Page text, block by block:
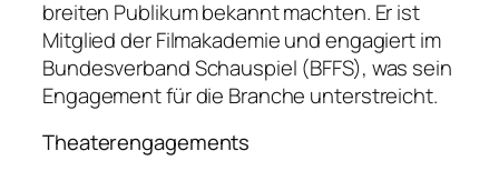
breiten Publikum bekannt machten. Er ist
Mitglied der Filmakademie und engagiert im
Bundesverband Schauspiel (BFFS), was sein
Engagement für die Branche unterstreicht.
Theaterengagements